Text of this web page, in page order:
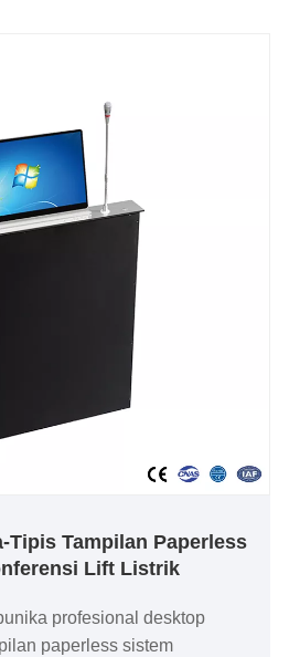
lan karusakan liyane
bisa kanthi gampang
remot kontrol, tombol,
nggunakake layar bisa
panggunaan papan
ngarep lan mburi,
jiwit, aman lan ora kuwatir,
apik banget.
Tipis Tampilan Paperless
Lift Listrik
profesional desktop
paperless sistem